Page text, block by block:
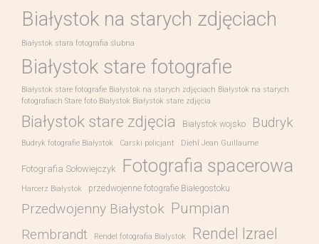
Białystok na starych zdjęciach
Białystok stara fotografia ślubna
Białystok stare fotografie
Białystok stare fotografie Białystok na starych zdjęciach Białystok na starych
fotografiach Stare foto Białystok Białystok stare zdjęcia
Białystok stare zdjęcia Białystok wojsko Budryk
Budryk fotografie Białystok Carski policjant Diehl Jean Guillaume
Fotografia Sołowiejczyk Fotografia spacerowa
Harcerz Białystok przedwojenne fotografie Białegostoku
Przedwojenny Białystok Pumpian
Rembrandt Rendel fotografia Bialystok Rendel Izrael